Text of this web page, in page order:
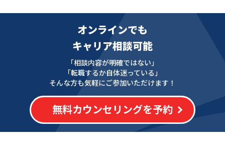
オンラインでも
キャリア相談可能
「相談内容が明確ではない」
「転職するか自体迷っている」
そんな方も気軽にご参加いただけます！
無料カウンセリングを予約